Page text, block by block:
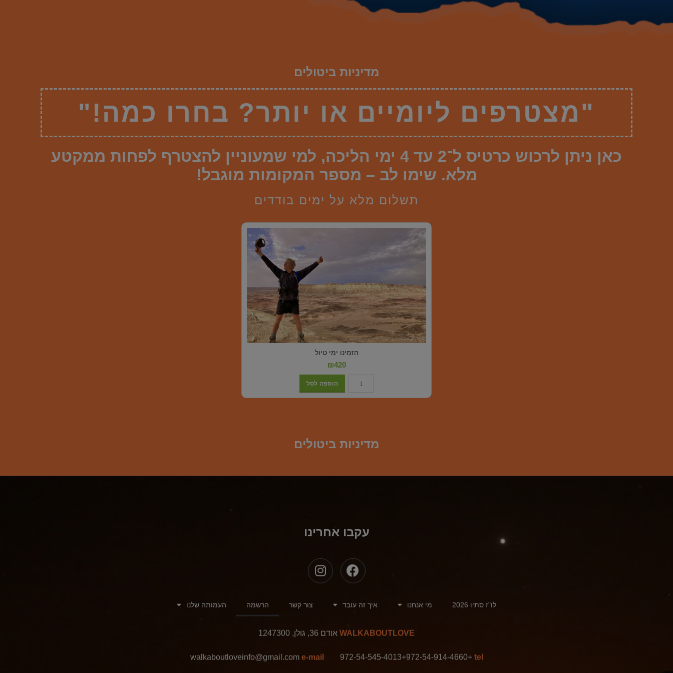
מדיניות ביטולים
"מצטרפים ליומיים או יותר? בחרו כמה!"
כאן ניתן לרכוש כרטיס ל־2 עד 4 ימי הליכה, למי שמעוניין להצטרף לפחות ממקטע
מלא. שימו לב – מספר המקומות מוגבל!
תשלום מלא על ימים בודדים
הזמינו ימי טיול
הוספה לסל
מדיניות ביטולים
עקבו אחרינו
לו"ז סתיו 2026 מי אנחנו איך זה עובד צור קשר הרשמה העמותה שלנו
WALKABOUTLOVE אודם 36, גולן, 1247300
tel
+972-54-914-4660
+972-54-545-4013
e-mail
walkaboutloveinfo@gmail.com